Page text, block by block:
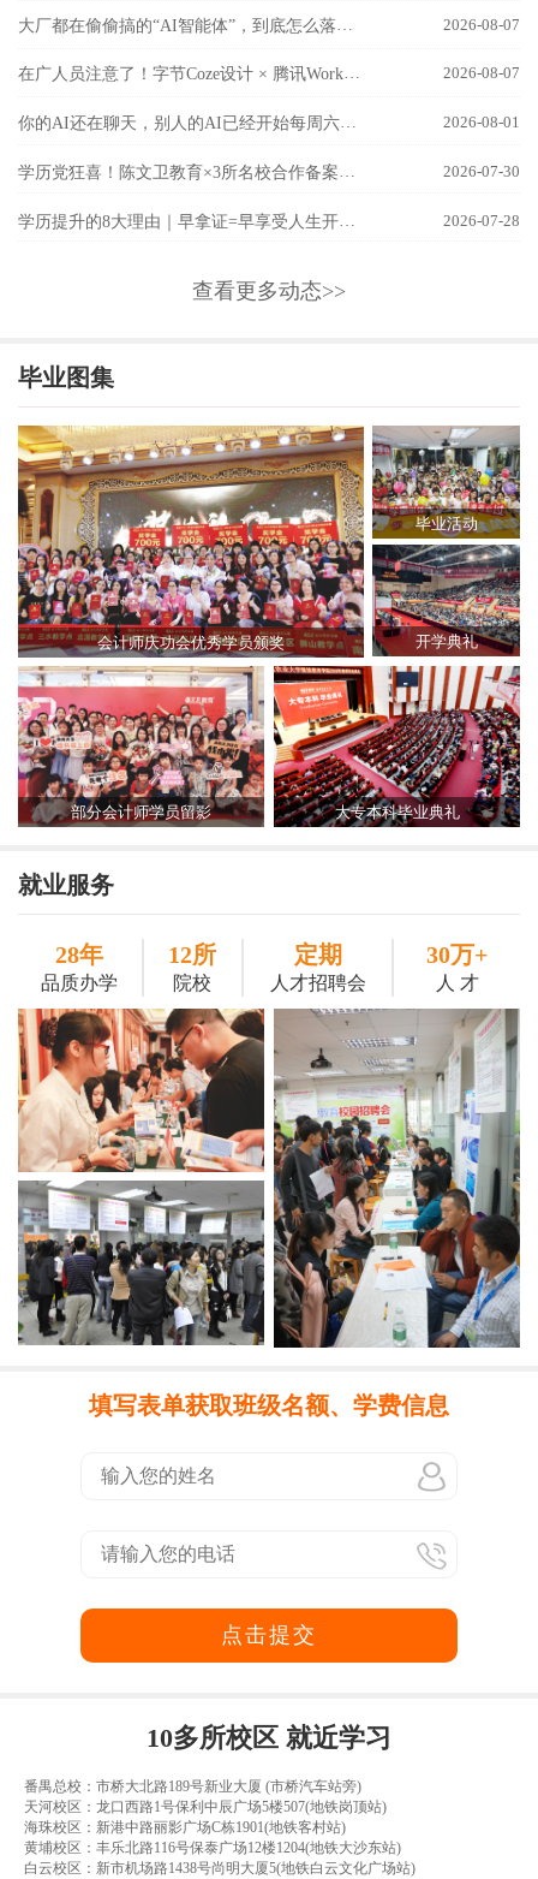
2026-08-07
在广人员注意了！字节Coze设计 × 腾讯WorkBuddy联手，国内最强AI双雄组合，8月9日隆基校区实战开讲！ 2026-08-07
你的AI还在聊天，别人的AI已经开始每周六自己加班了！ 2026-08-01
学历党狂喜！陈文卫教育×3所名校合作备案成功！ 2026-07-30
2026-07-28
查看更多动态>>
毕业图集
会计师庆功会优秀学员颁奖
毕业活动
开学典礼
部分会计师学员留影 大专本科毕业典礼
就业服务
28年
品质办学
12所
院校
定期
人才招聘会
30万+
人 才
填写表单获取班级名额、学费信息
点击提交
10多所校区 就近学习
番禺总校：市桥大北路189号新业大厦 (市桥汽车站旁)
天河校区：龙口西路1号保利中辰广场5楼507(地铁岗顶站)
海珠校区：新港中路丽影广场C栋1901(地铁客村站)
黄埔校区：丰乐北路116号保泰广场12楼1204(地铁大沙东站)
白云校区：新市机场路1438号尚明大厦5(地铁白云文化广场站)